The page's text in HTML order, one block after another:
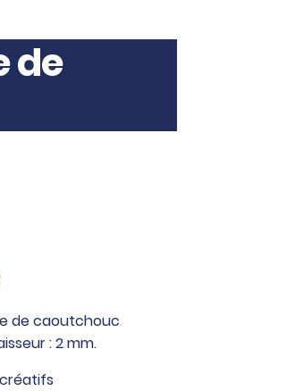
de
de caoutchouc
: 2 mm.